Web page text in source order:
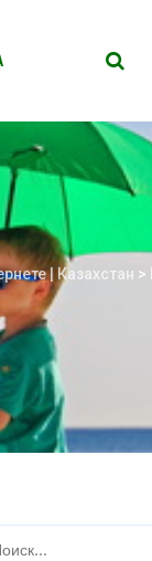
| Казахстан >